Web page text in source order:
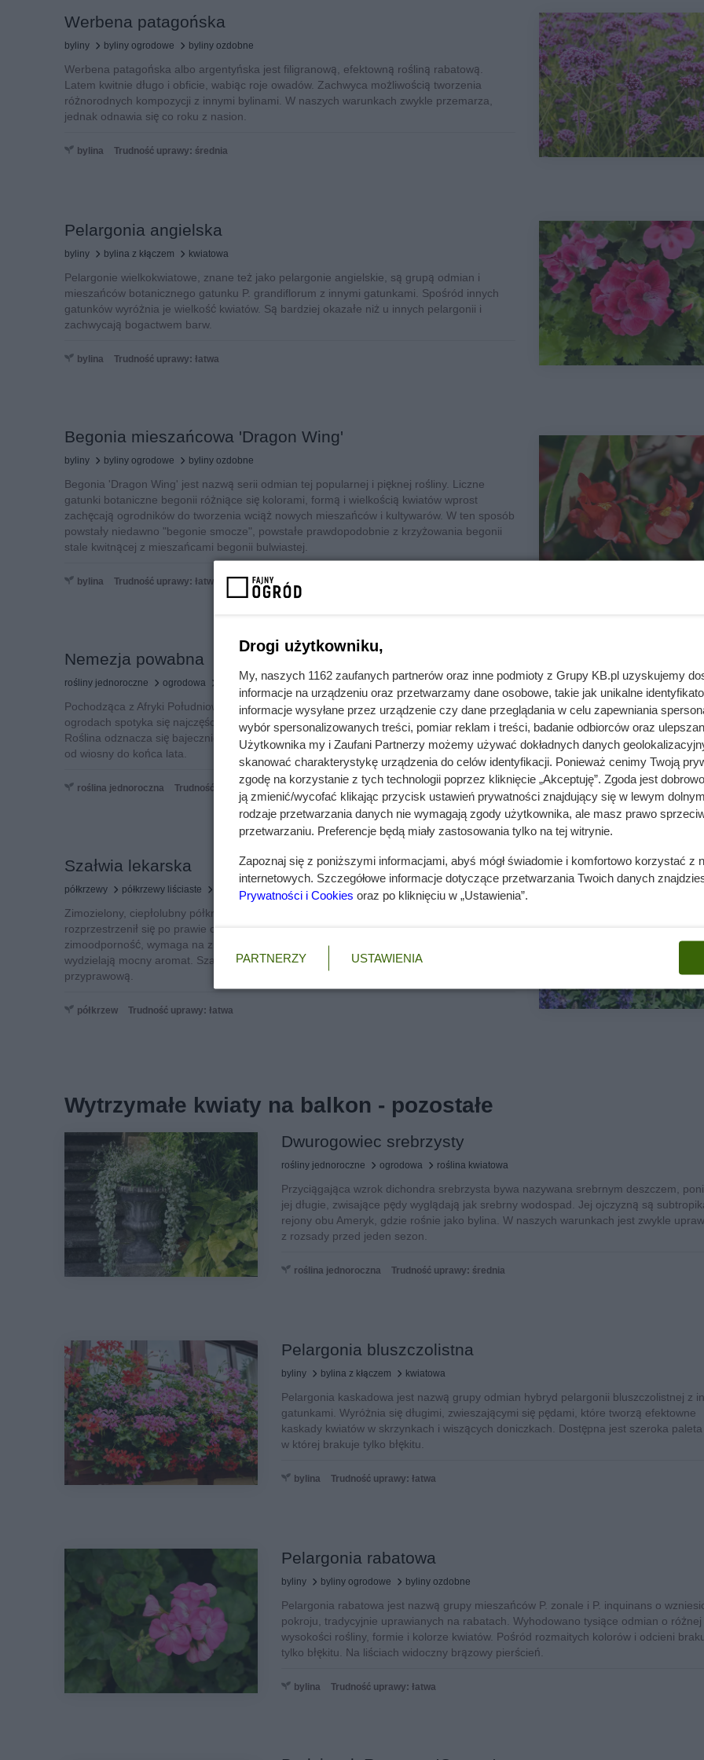
Werbena patagońska
byliny byliny ogrodowe byliny ozdobne
Werbena patagońska albo argentyńska jest filigranową, efektowną rośliną rabatową.
Latem kwitnie długo i obficie, wabiąc roje owadów. Zachwyca możliwością tworzenia
różnorodnych kompozycji z innymi bylinami. W naszych warunkach zwykle przemarza,
jednak odnawia się co roku z nasion.
bylina Trudność uprawy: średnia
Pelargonia angielska
byliny bylina z kłączem kwiatowa
Pelargonie wielkokwiatowe, znane też jako pelargonie angielskie, są grupą odmian i
mieszańców botanicznego gatunku P. grandiflorum z innymi gatunkami. Spośród innych
gatunków wyróżnia je wielkość kwiatów. Są bardziej okazałe niż u innych pelargonii i
zachwycają bogactwem barw.
bylina Trudność uprawy: łatwa
Begonia mieszańcowa 'Dragon Wing'
byliny byliny ogrodowe byliny ozdobne
Begonia 'Dragon Wing' jest nazwą serii odmian tej popularnej i pięknej rośliny. Liczne
gatunki botaniczne begonii różniące się kolorami, formą i wielkością kwiatów wprost
zachęcają ogrodników do tworzenia wciąż nowych mieszańców i kultywarów. W ten sposób
powstały niedawno "begonie smocze", powstałe prawdopodobnie z krzyżowania begonii
stale kwitnącej z mieszańcami begonii bulwiastej.
bylina Trudność uprawy: łatwa
Nemezja powabna
rośliny jednoroczne ogrodowa roślina kwiatowa
Pochodząca z Afryki Południowej nemezja liczy ponad 60 gatunków, przy czym w naszych
ogrodach spotyka się najczęściej nemezję powabną, a zwłaszcza jej hybrydy i kultywary.
Roślina odznacza się bajecznie kolorowymi kwiatami, które rozwijają się niezmordowanie
od wiosny do końca lata.
roślina jednoroczna Trudność uprawy: łatwa
Szałwia lekarska
półkrzewy półkrzewy liściaste roślina ozdobna
Zimozielony, ciepłolubny półkrzew szałwii lekarskiej z obszarów Morza Śródziemnego
rozprzestrzenił się po prawie całej Europie. W naszym regionie, ze względu na warunkową
zimoodporność, wymaga na zimę odpowiedniej ochrony. Wszystkie części rośliny
wydzielają mocny aromat. Szałwia lekarska jest rośliną ozdobną, ale też leczniczą i
przyprawową.
półkrzew Trudność uprawy: łatwa
Wytrzymałe kwiaty na balkon - pozostałe
Dwurogowiec srebrzysty
rośliny jednoroczne ogrodowa roślina kwiatowa
Przyciągająca wzrok dichondra srebrzysta bywa nazywana srebrnym deszczem,
jej długie, zwisające pędy wyglądają jak srebrny wodospad. Jej ojczyzną są
rejony obu Ameryk, gdzie rośnie jako bylina. W naszych warunkach jest zwykle
z rozsady przed jeden sezon.
roślina jednoroczna Trudność uprawy: średnia
Pelargonia bluszczolistna
byliny bylina z kłączem kwiatowa
Pelargonia kaskadowa jest nazwą grupy odmian hybryd pelargonii bluszczolistnej z
gatunkami. Wyróżnia się długimi, zwieszającymi się pędami, które tworzą efektowne
kaskady kwiatów w skrzynkach i wiszących doniczkach. Dostępna jest szeroka paleta
w której brakuje tylko błękitu.
bylina Trudność uprawy: łatwa
Pelargonia rabatowa
byliny byliny ogrodowe byliny ozdobne
Pelargonia rabatowa jest nazwą grupy mieszańców P. zonale i P. inquinans o
pokroju, tradycyjnie uprawianych na rabatach. Wyhodowano tysiące odmian o różnej
wysokości rośliny, formie i kolorze kwiatów. Pośród rozmaitych kolorów i odcieni
tylko błękitu. Na liściach widoczny brązowy pierścień.
bylina Trudność uprawy: łatwa
Drogi użytkowniku,
My, naszych 1162 zaufanych partnerów oraz inne podmioty z Grupy KB.pl uzyskujemy
informacje na urządzeniu oraz przetwarzamy dane osobowe, takie jak unikalne
informacje wysyłane przez urządzenie czy dane przeglądania w celu zapewniania
wybór spersonalizowanych treści, pomiar reklam i treści, badanie odbiorców oraz
Użytkownika my i Zaufani Partnerzy możemy używać dokładnych danych
skanować charakterystykę urządzenia do celów identyfikacji. Ponieważ cenimy Twoją
zgodę na korzystanie z tych technologii poprzez kliknięcie „Akceptuję”. Zgoda jest
ją zmienić/wycofać klikając przycisk ustawień prywatności znajdujący się w lewym
rodzaje przetwarzania danych nie wymagają zgody użytkownika, ale masz prawo
przetwarzaniu. Preferencje będą miały zastosowania tylko na tej witrynie.
Zapoznaj się z poniższymi informacjami, abyś mógł świadomie i komfortowo korzystać z
internetowych. Szczegółowe informacje dotyczące przetwarzania Twoich danych
Prywatności i Cookies oraz po kliknięciu w „Ustawienia”.
PARTNERZY USTAWIENIA